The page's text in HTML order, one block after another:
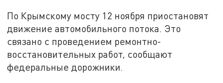
По Крымскому мосту 12 ноября приостановят
движение автомобильного потока. Это
связано с проведением ремонтно-
восстановительных работ, сообщают
федеральные дорожники.